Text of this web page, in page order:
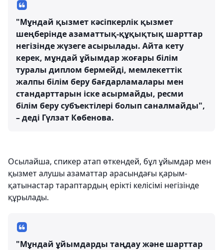
"Мұндай қызмет кәсіпкерлік қызмет
шеңберінде азаматтық-құқықтық шарттар
негізінде жүзеге асырылады. Айта кету
керек, мұндай ұйымдар жоғары білім
туралы диплом бермейді, мемлекеттік
жалпы білім беру бағдарламалары мен
стандарттарын іске асырмайды, ресми
білім беру субъектілері болып саналмайды",
– деді Гүлзат Көбенова.
Осылайша, спикер атап өткендей, бұл ұйымдар мен
қызмет алушы азаматтар арасындағы қарым-
қатынастар тараптардың ерікті келісімі негізінде
құрылады.
"Мұндай ұйымдарды таңдау және шарттар